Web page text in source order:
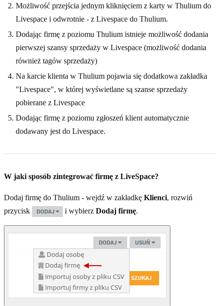
Możliwość przejścia jednym kliknięciem z karty w Thulium do
Livespace i odwrotnie - z Livespace do Thulium.
Dodając firmę z poziomu Thulium istnieje możliwość dodania
pierwszej szansy sprzedaży w Livespace (możliwość dodania
również tagów sprzedaży)
Na karcie klienta w Thulium pojawia się dodatkowa zakładka
"Livespace", w której wyświetlane są szanse sprzedaży
pobierane z Livespace
Dodając firmę z poziomu zgłoszeń klient automatycznie
dodawany jest do Livespace.
W jaki sposób zintegrować firmę z LiveSpace?
Dodaj firmę do Thulium - wejdź w zakładkę Klienci, rozwiń
przycisk
i wybierz Dodaj firmę.